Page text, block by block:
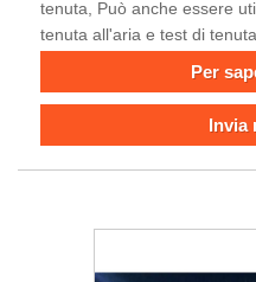
tenuta, Può anche essere
tenuta all'aria e test di tenuta.
Per
Invia